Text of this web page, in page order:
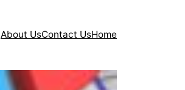
About UsContact UsHome